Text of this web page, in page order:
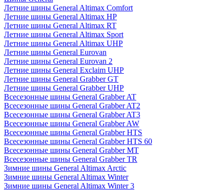
Летние шины General Altimax Comfort
Летние шины General Altimax HP
Летние шины General Altimax RT
Летние шины General Altimax Sport
Летние шины General Altimax UHP
Летние шины General Eurovan
Летние шины General Eurovan 2
Летние шины General Exclaim UHP
Летние шины General Grabber GT
Летние шины General Grabber UHP
Всесезонные шины General Grabber AT
Всесезонные шины General Grabber AT2
Всесезонные шины General Grabber AT3
Всесезонные шины General Grabber AW
Всесезонные шины General Grabber HTS
Всесезонные шины General Grabber HTS 60
Всесезонные шины General Grabber MT
Всесезонные шины General Grabber TR
Зимние шины General Altimax Arctic
Зимние шины General Altimax Winter
Зимние шины General Altimax Winter 3